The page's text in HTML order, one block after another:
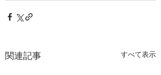
関連記事 すべて表示